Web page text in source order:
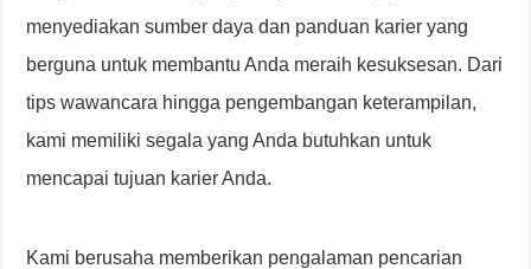
menyediakan sumber daya dan panduan karier yang
berguna untuk membantu Anda meraih kesuksesan. Dari
tips wawancara hingga pengembangan keterampilan,
kami memiliki segala yang Anda butuhkan untuk
mencapai tujuan karier Anda.
Kami berusaha memberikan pengalaman pencarian